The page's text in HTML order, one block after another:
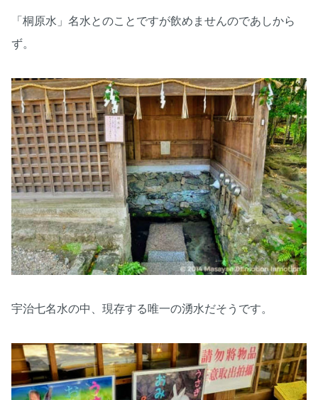
「桐原水」名水とのことですが飲めませんのであしから
ず。
宇治七名水の中、現存する唯一の湧水だそうです。